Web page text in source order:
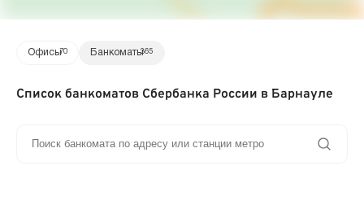
Офисы70 Банкоматы365
Список банкоматов Сбербанка России в Барнауле